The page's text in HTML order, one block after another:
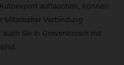
auftauchen, können
Mitarbeiter Verbindung
Sie in Grevenbroich mit